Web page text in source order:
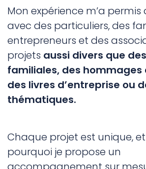
Mon expérience m’a
avec des particuliers, des
entrepreneurs et des
projets aussi divers que
familiales, des hommages
des livres d’entreprise ou
thématiques.
Chaque projet est unique, et
pourquoi je propose un